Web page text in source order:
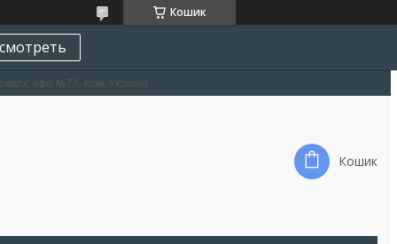
Кошик
офіс №73, Київ, Україна
Кошик